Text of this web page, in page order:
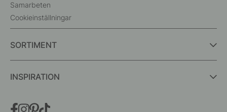
Samarbeten
Cookieinställningar
SORTIMENT
INSPIRATION